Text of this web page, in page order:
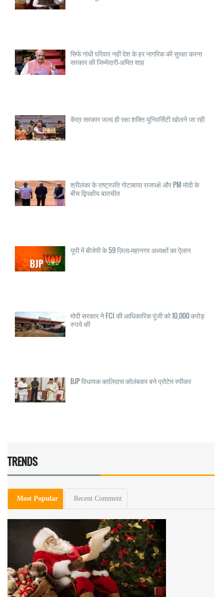
सिर्फ गांधी परिवार नहीं देश के हर नागरिक की सुरक्षा करना
सरकार की जिम्मेदारी-अमित शाह
केंद्र सरकार जल्द ही रक्षा शक्ति यूनिवर्सिटी खोलने जा रही
श्रीलंका के राष्ट्रपति गोटाबाया राजपक्षे और PM मोदी के
बीच द्विपक्षीय बातचीत
यूपी में बीजेपी के 59 ज़िला-महानगर अध्यक्षों का ऐलान
मोदी सरकार ने FCI की आधिकारिक पूंजी को 10,000 करोड़
रुपये की
BJP विधायक कालिदास कोलंबकर बने प्रोटेम स्पीकर
TRENDS
Most Popular Recent Comment